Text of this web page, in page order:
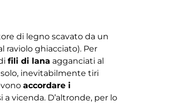
di legno scavato da un
raviolo ghiacciato). Per
fili di lana agganciati al
inevitabilmente tiri
accordare i
vicenda. D’altronde, per lo